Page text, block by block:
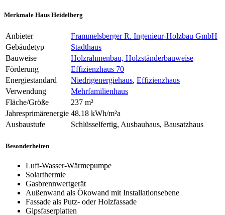
Merkmale Haus Heidelberg
Anbieter
Frammelsberger R. Ingenieur-Holzbau GmbH
Gebäudetyp
Stadthaus
Bauweise
Holzrahmenbau, Holzständerbauweise
Förderung
Effizienzhaus 70
Energiestandard
Niedrigenergiehaus, Effizienzhaus
Verwendung
Mehrfamilienhaus
Fläche/Größe
237 m²
Jahresprimärenergie 48.18 kWh/m²a
Ausbaustufe
Schlüsselfertig, Ausbauhaus, Bausatzhaus
Besonderheiten
Luft-Wasser-Wärmepumpe
Solarthermie
Gasbrennwertgerät
Außenwand als Ökowand mit Installationsebene
Fassade als Putz- oder Holzfassade
Gipsfaserplatten